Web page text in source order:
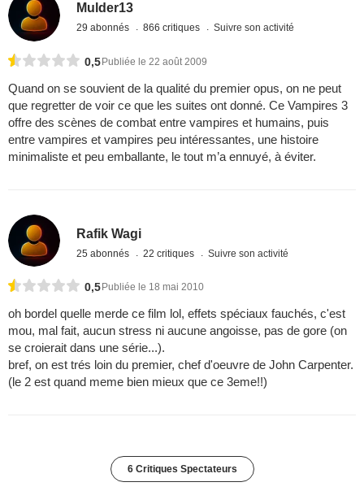
Mulder13
29 abonnés 866 critiques Suivre son activité
0,5 Publiée le 22 août 2009
Quand on se souvient de la qualité du premier opus, on ne peut
que regretter de voir ce que les suites ont donné. Ce Vampires 3
offre des scènes de combat entre vampires et humains, puis
entre vampires et vampires peu intéressantes, une histoire
minimaliste et peu emballante, le tout m’a ennuyé, à éviter.
Rafik Wagi
25 abonnés 22 critiques Suivre son activité
0,5 Publiée le 18 mai 2010
oh bordel quelle merde ce film lol, effets spéciaux fauchés, c'est
mou, mal fait, aucun stress ni aucune angoisse, pas de gore (on
se croierait dans une série...).
bref, on est trés loin du premier, chef d'oeuvre de John Carpenter.
(le 2 est quand meme bien mieux que ce 3eme!!)
6 Critiques Spectateurs